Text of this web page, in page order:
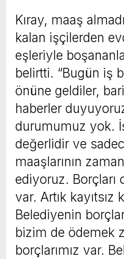
Kıray, maaş
kalan işçilerden
eşleriyle
belirtti. “Bugün iş
önüne geldiler,
haberler
durumumuz yok.
değerlidir ve
maaşlarının
ediyoruz. Borçları
var. Artık kayıtsız
Belediyenin
bizim de ödemek
borçlarımız var.